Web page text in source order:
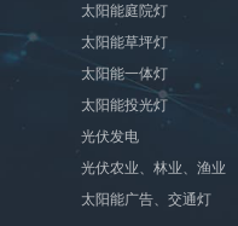
太阳能庭院灯
太阳能草坪灯
太阳能一体灯
太阳能投光灯
光伏发电
光伏农业、林业、渔业
太阳能广告、交通灯